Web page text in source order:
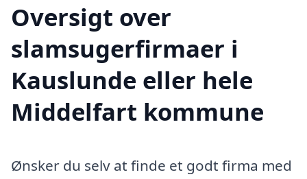
Oversigt over
slamsugerfirmaer i
Kauslunde eller hele
Middelfart kommune
Ønsker du selv at finde et godt firma med